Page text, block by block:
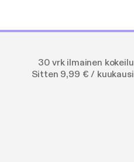
30 vrk ilmainen kokeilu
Sitten 9,99 € / kuukausi